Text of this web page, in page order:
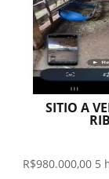
SITIO A
R$980.000,00